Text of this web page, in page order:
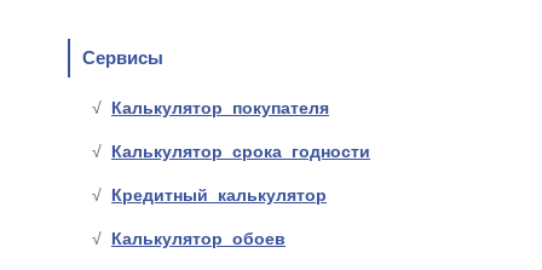
Сервисы
Калькулятор покупателя
Калькулятор срока годности
Кредитный калькулятор
Калькулятор обоев